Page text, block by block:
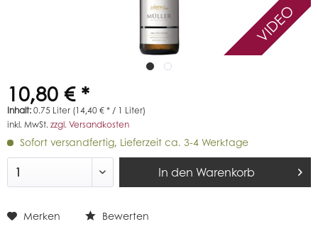
VIDEO
10,80 € *
Inhalt:0.75 Liter (14,40 € * / 1 Liter)
inkl. MwSt. zzgl. Versandkosten
Sofort versandfertig, Lieferzeit ca. 3-4 Werktage
In den Warenkorb
Merken Bewerten